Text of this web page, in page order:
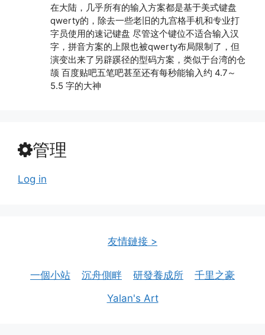
在大陆，几乎所有的输入方案都是基于美式键盘
qwerty的，除去一些老旧的九宫格手机和专业打
字员使用的速记键盘 尽管这个键位不适合输入汉
字，拼音方案的上限也被qwerty布局限制了，但
演变出来了另辟蹊径的型码方案，类似于台湾的仓
颉 百度贴吧五笔吧甚至还有每秒能输入约 4.7～
5.5 字的大神
管理
Log in
友情鏈接 >
一個小站 沉舟側畔 研發養成所
千里之豪
Yalan's Art